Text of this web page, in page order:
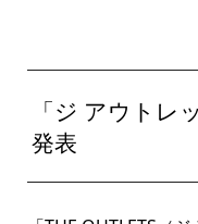
「ジ アウトレ
発表